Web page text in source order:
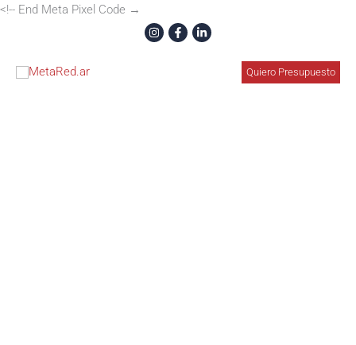
<!-- End Meta Pixel Code →
al
contenido
Quiero Presupuesto